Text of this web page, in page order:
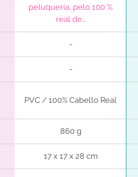
peluquería, pelo 100 %
real de...
-
-
PVC / 100% Cabello Real
860 g
17 x 17 x 28 cm